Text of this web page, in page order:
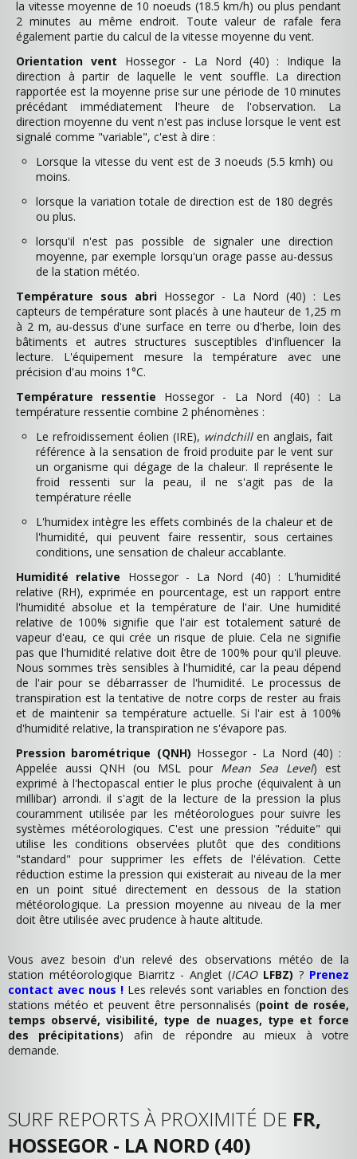
la vitesse moyenne de 10 noeuds (18.5 km/h) ou plus pendant
2 minutes au même endroit. Toute valeur de rafale fera
également partie du calcul de la vitesse moyenne du vent.
Orientation vent Hossegor - La Nord (40) : Indique la
direction à partir de laquelle le vent souffle. La direction
rapportée est la moyenne prise sur une période de 10 minutes
précédant immédiatement l'heure de l'observation. La
direction moyenne du vent n'est pas incluse lorsque le vent est
signalé comme "variable", c'est à dire :
Lorsque la vitesse du vent est de 3 noeuds (5.5 kmh) ou
moins.
lorsque la variation totale de direction est de 180 degrés
ou plus.
lorsqu'il n'est pas possible de signaler une direction
moyenne, par exemple lorsqu'un orage passe au-dessus
de la station météo.
Température sous abri Hossegor - La Nord (40) : Les
capteurs de température sont placés à une hauteur de 1,25 m
à 2 m, au-dessus d'une surface en terre ou d'herbe, loin des
bâtiments et autres structures susceptibles d'influencer la
lecture. L'équipement mesure la température avec une
précision d'au moins 1°C.
Température ressentie Hossegor - La Nord (40) : La
température ressentie combine 2 phénomènes :
Le refroidissement éolien (IRE), windchillen anglais, fait
référence à la sensation de froid produite par le vent sur
un organisme qui dégage de la chaleur. Il représente le
froid ressenti sur la peau, il ne s'agit pas de la
température réelle
L'humidex intègre les effets combinés de la chaleur et de
l'humidité, qui peuvent faire ressentir, sous certaines
conditions, une sensation de chaleur accablante.
Humidité relative Hossegor - La Nord (40) : L'humidité
relative (RH), exprimée en pourcentage, est un rapport entre
l'humidité absolue et la température de l'air. Une humidité
relative de 100% signifie que l'air est totalement saturé de
vapeur d'eau, ce qui crée un risque de pluie. Cela ne signifie
pas que l'humidité relative doit être de 100% pour qu'il pleuve.
Nous sommes très sensibles à l'humidité, car la peau dépend
de l'air pour se débarrasser de l'humidité. Le processus de
transpiration est la tentative de notre corps de rester au frais
et de maintenir sa température actuelle. Si l'air est à 100%
d'humidité relative, la transpiration ne s'évapore pas.
Pression barométrique (QNH) Hossegor - La Nord (40) :
Appelée aussi QNH (ou MSL pour Mean Sea Level) est
exprimé à l'hectopascal entier le plus proche (équivalent à un
millibar) arrondi. il s'agit de la lecture de la pression la plus
couramment utilisée par les météorologues pour suivre les
systèmes météorologiques. C'est une pression "réduite" qui
utilise les conditions observées plutôt que des conditions
"standard" pour supprimer les effets de l'élévation. Cette
réduction estime la pression qui existerait au niveau de la mer
en un point situé directement en dessous de la station
météorologique. La pression moyenne au niveau de la mer
doit être utilisée avec prudence à haute altitude.
Vous avez besoin d'un relevé des observations météo de la
station météorologique Biarritz - Anglet (ICAO LFBZ) ? Prenez
contact avec nous ! Les relevés sont variables en fonction des
stations météo et peuvent être personnalisés (point de rosée,
temps observé, visibilité, type de nuages, type et force
des précipitations) afin de répondre au mieux à votre
demande.
SURF REPORTS À PROXIMITÉ DE FR,
HOSSEGOR - LA NORD (40)